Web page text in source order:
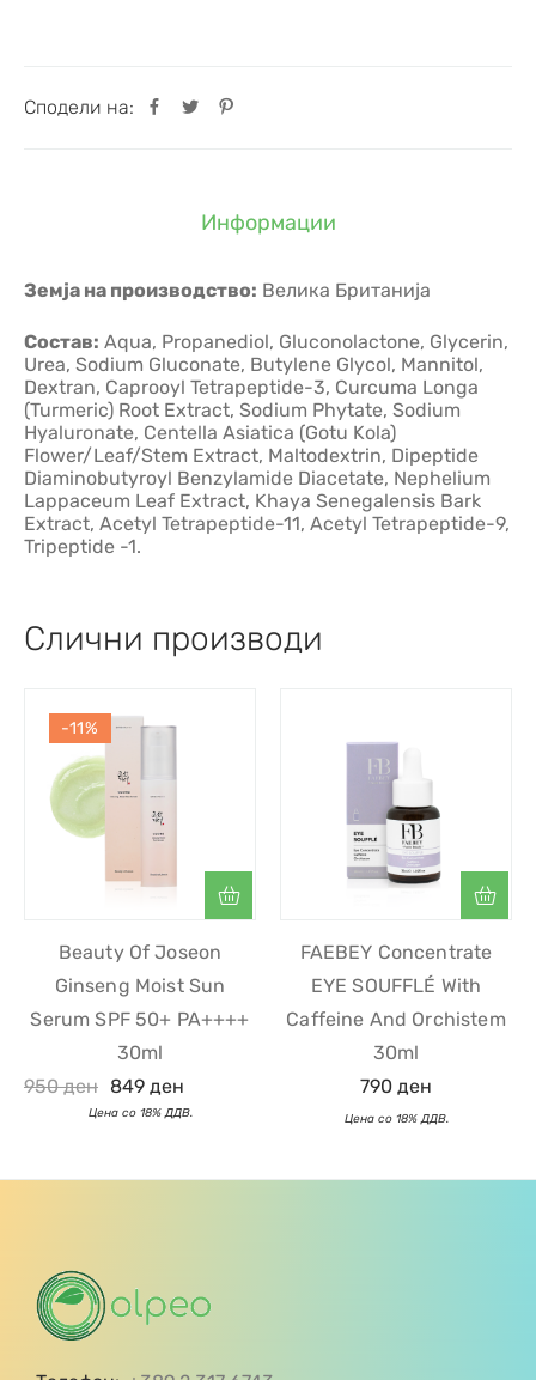
Сподели на:
Информации
Земја на производство: Велика Британија
Состав: Aqua, Propanediol, Gluconolactone, Glycerin,
Urea, Sodium Gluconate, Butylene Glycol, Mannitol,
Dextran, Caprooyl Tetrapeptide-3, Curcuma Longa
(Turmeric) Root Extract, Sodium Phytate, Sodium
Hyaluronate, Centella Asiatica (Gotu Kola)
Flower/Leaf/Stem Extract, Maltodextrin, Dipeptide
Diaminobutyroyl Benzylamide Diacetate, Nephelium
Lappaceum Leaf Extract, Khaya Senegalensis Bark
Extract, Acetyl Tetrapeptide-11, Acetyl Tetrapeptide-9,
Tripeptide -1.
Слични производи
-11%
Beauty Of Joseon
Ginseng Moist Sun
Serum SPF 50+ PA++++
30ml
950ден 849 ден
FAEBEY Concentrate
EYE SOUFFLÉ With
Caffeine And Orchistem
30ml
790 ден